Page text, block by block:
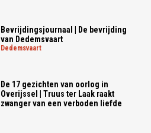
Bevrijdingsjournaal | De bevrijding
van Dedemsvaart
dedemsvaart
De 17 gezichten van oorlog in
Overijssel | Truus ter Laak raakt
zwanger van een verboden liefde